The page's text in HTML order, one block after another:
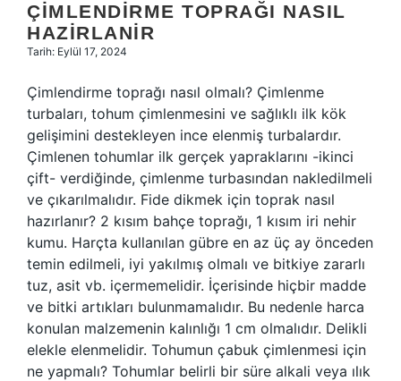
ÇIMLENDIRME TOPRAĞI NASIL
HAZIRLANIR
Tarih: Eylül 17, 2024
Çimlendirme toprağı nasıl olmalı? Çimlenme
turbaları, tohum çimlenmesini ve sağlıklı ilk kök
gelişimini destekleyen ince elenmiş turbalardır.
Çimlenen tohumlar ilk gerçek yapraklarını -ikinci
çift- verdiğinde, çimlenme turbasından nakledilmeli
ve çıkarılmalıdır. Fide dikmek için toprak nasıl
hazırlanır? 2 kısım bahçe toprağı, 1 kısım iri nehir
kumu. Harçta kullanılan gübre en az üç ay önceden
temin edilmeli, iyi yakılmış olmalı ve bitkiye zararlı
tuz, asit vb. içermemelidir. İçerisinde hiçbir madde
ve bitki artıkları bulunmamalıdır. Bu nedenle harca
konulan malzemenin kalınlığı 1 cm olmalıdır. Delikli
elekle elenmelidir. Tohumun çabuk çimlenmesi için
ne yapmalı? Tohumlar belirli bir süre alkali veya ılık